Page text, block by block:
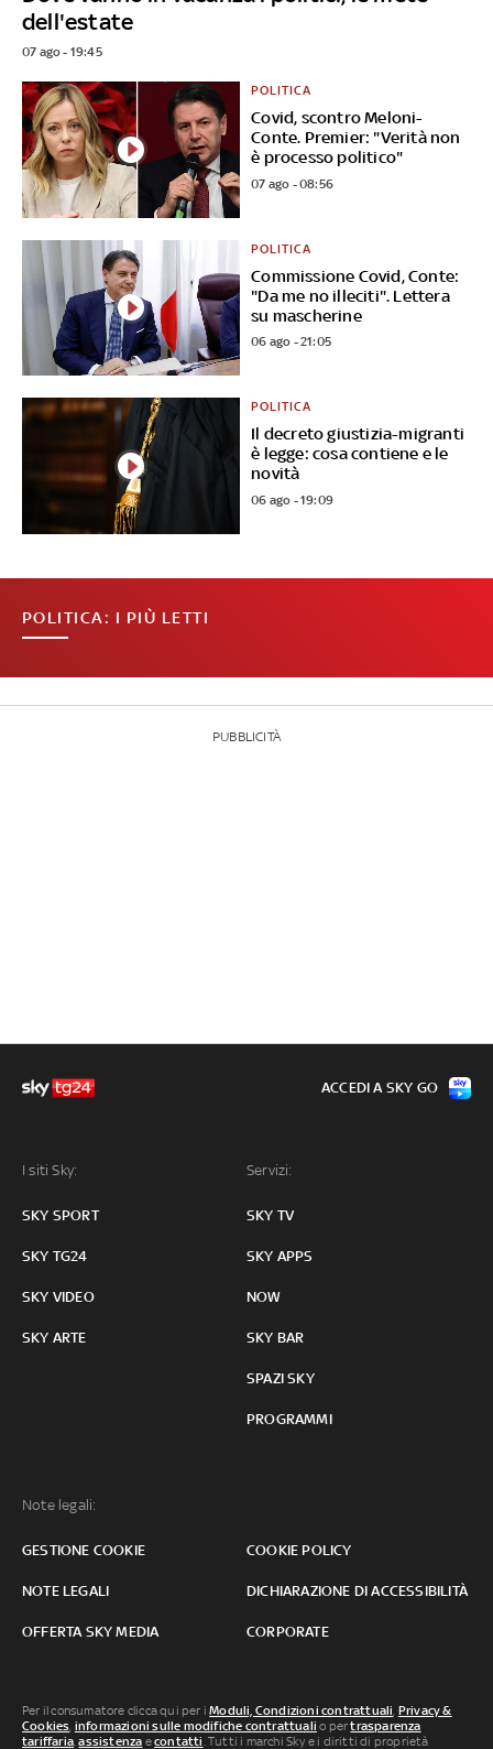
dell'estate
07 ago - 19:45
Covid, scontro Meloni-
Conte. Premier: "Verità non
è processo politico"
POLITICA
07 ago - 08:56
Commissione Covid, Conte:
"Da me no illeciti". Lettera
su mascherine
POLITICA
06 ago - 21:05
Il decreto giustizia-migranti
è legge: cosa contiene e le
novità
POLITICA
06 ago - 19:09
POLITICA: I PIÙ LETTI
PUBBLICITÀ
I siti Sky:
SKY SPORT
SKY TG24
SKY VIDEO
SKY ARTE
Servizi:
SKY TV
SKY APPS
NOW
SKY BAR
SPAZI SKY
PROGRAMMI
Note legali:
GESTIONE COOKIE COOKIE POLICY
NOTE LEGALI DICHIARAZIONE DI ACCESSIBILITÀ
OFFERTA SKY MEDIA CORPORATE
ACCEDI A SKY GO
Per il consumatore clicca qui per iModuli, Condizioni contrattuali, Privacy &
Cookies, informazioni sulle modifiche contrattuali o pertrasparenza
tariffaria,assistenza econtatti. Tutti i marchi Sky e i diritti di proprietà